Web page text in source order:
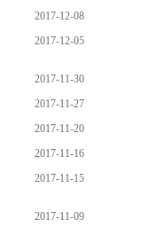
2017-12-08
2017-12-05
2017-11-30
2017-11-27
2017-11-20
2017-11-16
2017-11-15
2017-11-09